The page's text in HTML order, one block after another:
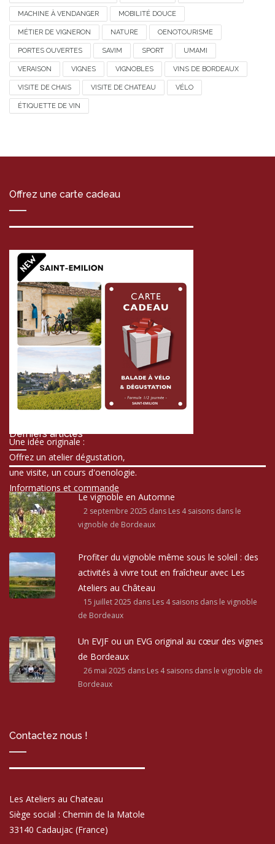
MACHINE À VENDANGER MOBILITÉ DOUCE
MÉTIER DE VIGNERON NATURE OENOTOURISME
PORTES OUVERTES SAVIM SPORT UMAMI
VERAISON VIGNES VIGNOBLES VINS DE BORDEAUX
VISITE DE CHAIS VISITE DE CHATEAU VÉLO
ÉTIQUETTE DE VIN
Offrez une carte cadeau
Une idée originale :
Offrez un atelier dégustation,
une visite, un cours d'oenologie.
Informations et commande
Derniers articles
Le vignoble en Automne
2 septembre 2025 dans Les 4 saisons dans le
vignoble de Bordeaux
Profiter du vignoble même sous le soleil : des
activités à vivre tout en fraîcheur avec Les
Ateliers au Château
15 juillet 2025 dans Les 4 saisons dans le vignoble
de Bordeaux
Un EVJF ou un EVG original au cœur des vignes
de Bordeaux
26 mai 2025 dans Les 4 saisons dans le vignoble de
Bordeaux
Contactez nous !
Les Ateliers au Chateau
Siège social : Chemin de la Matole
33140 Cadaujac (France)